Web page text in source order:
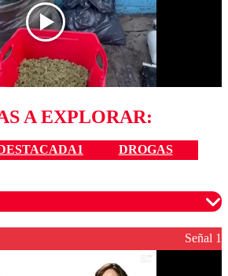
A EXPLORAR:
DROGAS
son moderados para garantizar un
diálogo respetuoso.
Señal 1